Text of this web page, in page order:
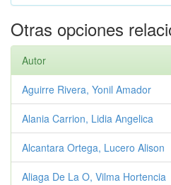
Otras opciones
Autor
Aguirre Rivera, Yonil Amador
Alania Carrion, Lidia Angelica
Alcantara Ortega, Lucero Alison
Aliaga De La O, Vilma Hortencia